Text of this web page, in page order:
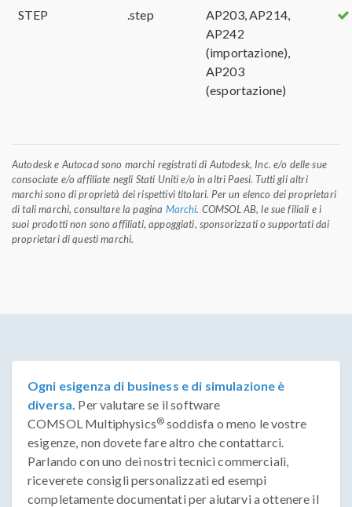
STEP .step
AP203, AP214,
AP242
(importazione),
AP203
(esportazione)
Autodesk e Autocad sono marchi registrati di Autodesk, Inc. e/o delle sue
consociate e/o affiliate negli Stati Uniti e/o in altri Paesi. Tutti gli altri
marchi sono di proprietà dei rispettivi titolari. Per un elenco dei proprietari
di tali marchi, consultare la pagina Marchi. COMSOL AB, le sue filiali e i
suoi prodotti non sono affiliati, appoggiati, sponsorizzati o supportati dai
proprietari di questi marchi.
Ogni esigenza di business e di simulazione è
diversa. Per valutare se il software
COMSOL Multiphysics® soddisfa o meno le vostre
esigenze, non dovete fare altro che contattarci.
Parlando con uno dei nostri tecnici commerciali,
riceverete consigli personalizzati ed esempi
completamente documentati per aiutarvi a ottenere il